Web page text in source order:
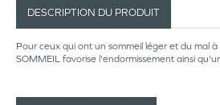
DESCRIPTION DU PRODUIT
Pour ceux qui ont un sommeil léger et du mal à
SOMMEIL favorise l'endormissement ainsi